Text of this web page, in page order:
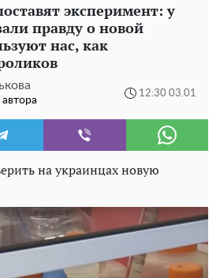
эксперимент: у
правду о новой
нас, как
автора
12:30 03.01
на украинцах новую